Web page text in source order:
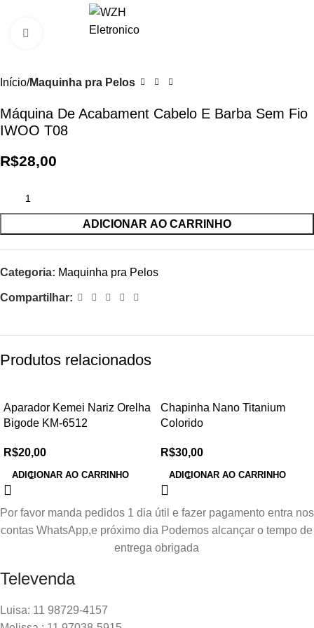
Clique para ampliar
Início Maquinha pra Pelos
Máquina De Acabament Cabelo E Barba Sem Fio
IWOO T08
R$28,00
ADICIONAR AO CARRINHO
Categoria: Maquinha pra Pelos
Compartilhar:
Produtos relacionados
Aparador Kemei Nariz Orelha
Bigode KM-6512
R$20,00
ADICIONAR AO CARRINHO
Chapinha Nano Titanium
Colorido
R$30,00
ADICIONAR AO CARRINHO
Por favor manda pedidos 1 dia útil e fazer pagamento entra nos
contas WhatsApp,e próximo dia Podemos alcançar o tempo de
entrega obrigada
Televenda
Luisa: 11 98729-4157